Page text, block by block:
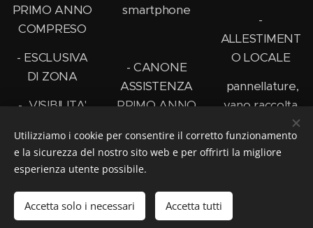
PRIMO ANNO
COMPRESO
- ESCLUSIVA
DI ZONA
- VISIBILITA'
SOCIAL
Euro
49.500,00+ iva
smartphone
- CANONE
ASSISTENZA
PRIMO ANNO
- ESCLUSIVA
DI ZONA
- VISIBILITA'
SU WEB E
-
ALLESTIMENT
O LOCALE
pannellature,
vano raccolta
differenziata,
grafica interna
in PVC
- INSEGNA
Utilizziamo i cookie per consentire il corretto funzionamento
e la sicurezza del nostro sito web e per offrirti la migliore
esperienza utente possibile.
Accetta solo i necessari Accetta tutti